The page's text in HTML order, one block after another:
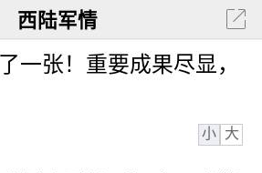
西陆军情
一张！重要成果尽显，
小 大